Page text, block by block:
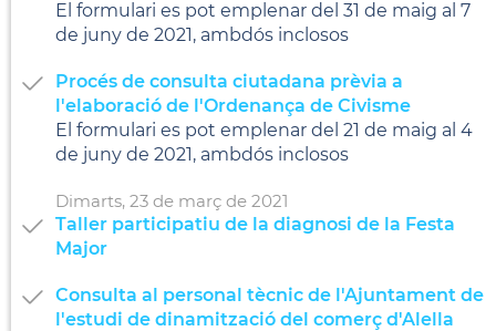
El formulari es pot emplenar del 31 de maig al 7
de juny de 2021, ambdós inclosos
Procés de consulta ciutadana prèvia a
l'elaboració de l'Ordenança de Civisme
El formulari es pot emplenar del 21 de maig al 4
de juny de 2021, ambdós inclosos
Dimarts, 23 de març de 2021
Taller participatiu de la diagnosi de la Festa
Major
Consulta al personal tècnic de l'Ajuntament de
l'estudi de dinamització del comerç d'Alella